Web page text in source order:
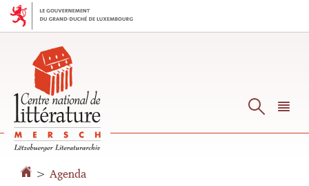
Aller
navigation
Aller
> Agenda